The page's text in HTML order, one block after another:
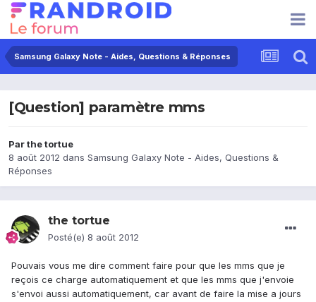
Samsung Galaxy Note - Aides, Questions & Réponses
[Question] paramètre mms
Parthe tortue
8 août 2012 dans Samsung Galaxy Note - Aides, Questions &
Réponses
the tortue
Posté(e) 8 août 2012
Pouvais vous me dire comment faire pour que les mms que je
reçois ce charge automatiquement et que les mms que j'envoie
s'envoi aussi automatiquement, car avant de faire la mise a jours